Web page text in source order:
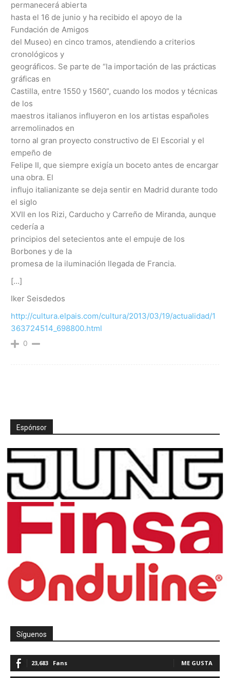
permanecerá abierta
hasta el 16 de junio y ha recibido el apoyo de la
Fundación de Amigos
del Museo) en cinco tramos, atendiendo a criterios
cronológicos y
geográficos. Se parte de “la importación de las prácticas
gráficas en
Castilla, entre 1550 y 1560”, cuando los modos y técnicas
de los
maestros italianos influyeron en los artistas españoles
arremolinados en
torno al gran proyecto constructivo de El Escorial y el
empeño de
Felipe II, que siempre exigía un boceto antes de encargar
una obra. El
influjo italianizante se deja sentir en Madrid durante todo
el siglo
XVII en los Rizi, Carducho y Carreño de Miranda, aunque
cedería a
principios del setecientos ante el empuje de los
Borbones y de la
promesa de la iluminación llegada de Francia.
[…]
Iker Seisdedos
http://cultura.elpais.com/cultura/2013/03/19/actualidad/1
363724514_698800.html
0
Espónsor
Síguenos
23,683 Fans ME GUSTA